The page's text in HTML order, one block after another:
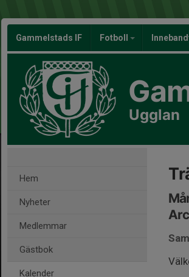
Gammelstads IF Fotboll
Ugglan
Hem
Nyheter
Medlemmar
Gästbok
Kalender